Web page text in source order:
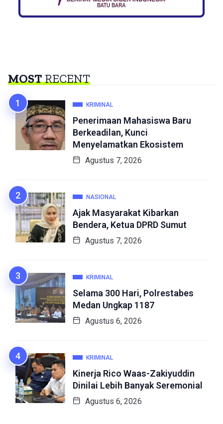
MOSTRECENT
KRIMINAL
Penerimaan Mahasiswa Baru
Berkeadilan, Kunci
Menyelamatkan Ekosistem
Agustus 7, 2026
NASIONAL
Ajak Masyarakat Kibarkan
Bendera, Ketua DPRD Sumut
Agustus 7, 2026
KRIMINAL
Selama 300 Hari, Polrestabes
Medan Ungkap 1187
Agustus 6, 2026
KRIMINAL
Kinerja Rico Waas-Zakiyuddin
Dinilai Lebih Banyak Seremonial
Agustus 6, 2026